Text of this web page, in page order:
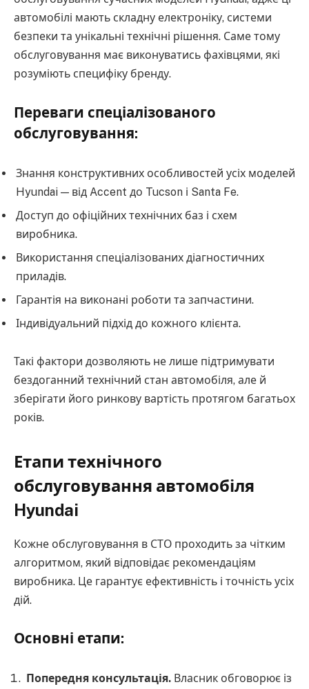
автомобілі мають складну електроніку, системи
безпеки та унікальні технічні рішення. Саме тому
обслуговування має виконуватись фахівцями, які
розуміють специфіку бренду.
Переваги спеціалізованого
обслуговування:
Знання конструктивних особливостей усіх моделей
Hyundai — від Accent до Tucson і Santa Fe.
Доступ до офіційних технічних баз і схем
виробника.
Використання спеціалізованих діагностичних
приладів.
Гарантія на виконані роботи та запчастини.
Індивідуальний підхід до кожного клієнта.
Такі фактори дозволяють не лише підтримувати
бездоганний технічний стан автомобіля, але й
зберігати його ринкову вартість протягом багатьох
років.
Етапи технічного
обслуговування автомобіля
Hyundai
Кожне обслуговування в СТО проходить за чітким
алгоритмом, який відповідає рекомендаціям
виробника. Це гарантує ефективність і точність усіх
дій.
Основні етапи:
Попередня консультація. Власник обговорює із